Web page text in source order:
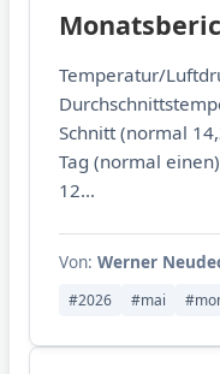
Temperatur/
Schnitt (normal
Tag (normal
12...
Von: Werner
#2026 #mai